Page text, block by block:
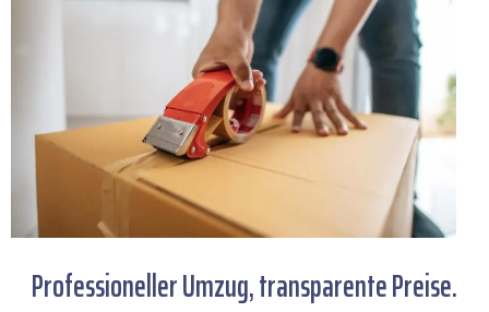
Professioneller Umzug, transparente Preise.